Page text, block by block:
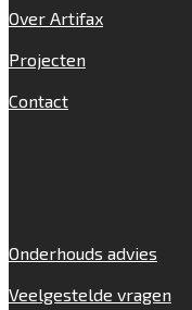
Over Artifax
Projecten
Contact
Onderhouds advies
Veelgestelde vragen